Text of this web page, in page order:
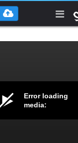
Error loading
media: